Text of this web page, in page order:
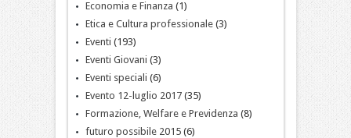
Economia e Finanza (1)
Etica e Cultura professionale(3)
Eventi (193)
Eventi Giovani (3)
Eventi speciali (6)
Evento 12-luglio 2017(35)
Formazione, Welfare e Previdenza (8)
futuro possibile 2015(6)